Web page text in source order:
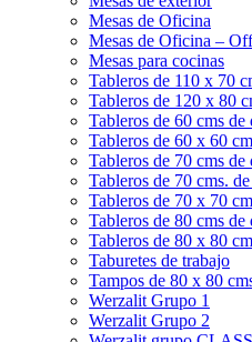
Mesas de Oficina
Mesas de Oficina –
Mesas para cocinas
Tableros de 110 x 70
Tableros de 120 x 80
Tableros de 60 cms de
Tableros de 60 x 60
Tableros de 70 cms de
Tableros de 70 cms.
Tableros de 70 x 70
Tableros de 80 cms de
Tableros de 80 x 80
Taburetes de trabajo
Tampos de 80 x 80
Werzalit Grupo 1
Werzalit Grupo 2